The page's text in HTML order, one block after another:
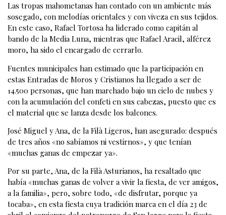
Las tropas mahometanas han contado con un ambiente más
sosegado, con melodías orientales y con viveza en sus tejidos.
En este caso, Rafael Tortosa ha liderado como capitán al
bando de la Media Luna, mientras que Rafael Aracil, alférez
moro, ha sido el encargado de cerrarlo.
Fuentes municipales han estimado que la participación en
estas Entradas de Moros y Cristianos ha llegado a ser de
14.500 personas, que han marchado bajo un cielo de nubes y
con la acumulación del confeti en sus cabezas, puesto que es
el material que se lanza desde los balcones.
José Miguel y Ana, de la Filà Ligeros, han asegurado: después
de tres años «no sabíamos ni vestirnos», y que tenían
«muchas ganas de empezar ya».
Por su parte, Ana, de la Filà Asturianos, ha resaltado que
había «muchas ganas de volver a vivir la fiesta, de ver amigos,
a la familia», pero, sobre todo, «de disfrutar, porque ya
tocaba», en esta fiesta cuya tradición marca en el día 23 de